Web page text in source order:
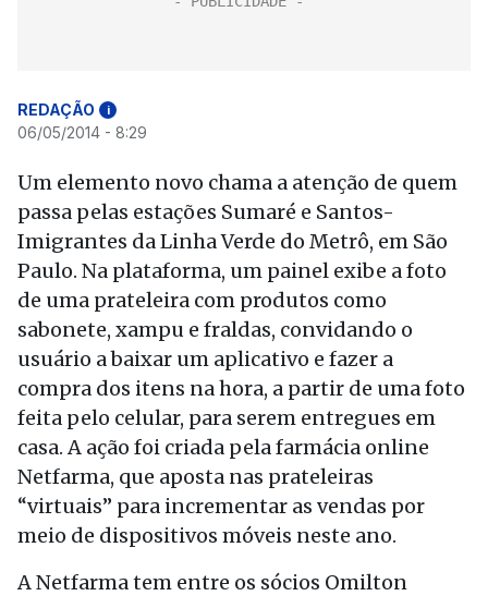
REDAÇÃO i
06/05/2014 - 8:29
Um elemento novo chama a atenção de quem
passa pelas estações Sumaré e Santos-
Imigrantes da Linha Verde do Metrô, em São
Paulo. Na plataforma, um painel exibe a foto
de uma prateleira com produtos como
sabonete, xampu e fraldas, convidando o
usuário a baixar um aplicativo e fazer a
compra dos itens na hora, a partir de uma foto
feita pelo celular, para serem entregues em
casa. A ação foi criada pela farmácia online
Netfarma, que aposta nas prateleiras
“virtuais” para incrementar as vendas por
meio de dispositivos móveis neste ano.
A Netfarma tem entre os sócios Omilton